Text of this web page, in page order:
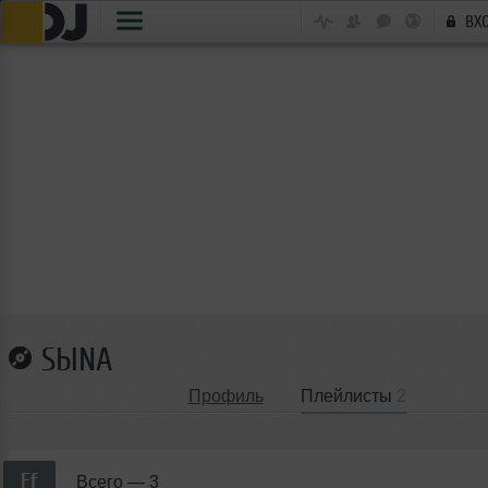
SЫNА
Профиль Плейлисты
Ff Всего — 3